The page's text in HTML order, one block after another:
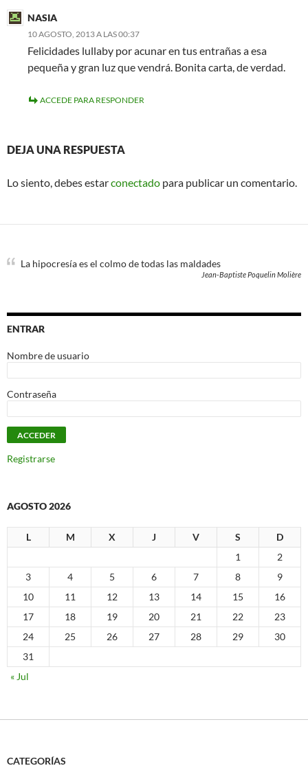
NASIA
10 AGOSTO, 2013 A LAS 00:37
Felicidades lullaby por acunar en tus entrañas a esa
pequeña y gran luz que vendrá. Bonita carta, de verdad.
ACCEDE PARA RESPONDER
DEJA UNA RESPUESTA
Lo siento, debes estarconectado para publicar un comentario.
La hipocresía es el colmo de todas las maldades
Jean-Baptiste Poquelin Molière
ENTRAR
Nombre de usuario
Contraseña
Registrarse
AGOSTO 2026
L M X J V S
D
1
2
3
4 5 6 7 8
9
10
11 12 13 14 15
16
17
18 19 20 21 22
23
24
25 26 27 28 29
30
31
« Jul
CATEGORÍAS